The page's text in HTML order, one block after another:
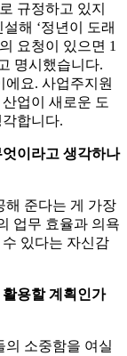
규정하고 있지
해 ‘정년이 도래
요청이 있으면 1
명시했습니다.
에요. 사업주지원
업이 새로운 도
합니다.
이라고 생각하나
해 준다는 게 가장
업무 효율과 의욕
있다는 자신감
용할 계획인가
의 소중함을 여실